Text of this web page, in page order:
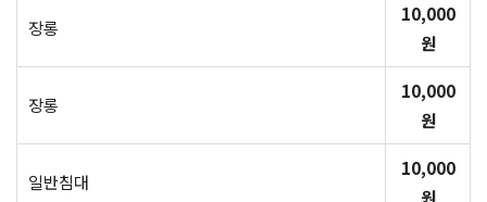
장롱
10,000
원
장롱
10,000
원
일반침대
10,000
원